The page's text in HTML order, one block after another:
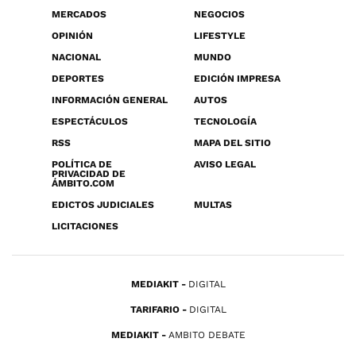
MERCADOS
NEGOCIOS
OPINIÓN
LIFESTYLE
NACIONAL
MUNDO
DEPORTES
EDICIÓN IMPRESA
INFORMACIÓN GENERAL
AUTOS
ESPECTÁCULOS
TECNOLOGÍA
RSS
MAPA DEL SITIO
POLÍTICA DE
PRIVACIDAD DE
ÁMBITO.COM
AVISO LEGAL
EDICTOS JUDICIALES
MULTAS
LICITACIONES
MEDIAKIT DIGITAL
TARIFARIO DIGITAL
MEDIAKIT AMBITO DEBATE